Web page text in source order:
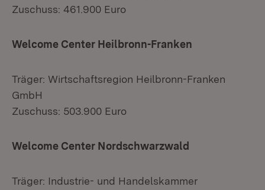
Zuschuss: 461.900 Euro
Welcome Center Heilbronn-Franken
Träger: Wirtschaftsregion Heilbronn-Franken
GmbH
Zuschuss: 503.900 Euro
Welcome Center Nordschwarzwald
Träger: Industrie- und Handelskammer